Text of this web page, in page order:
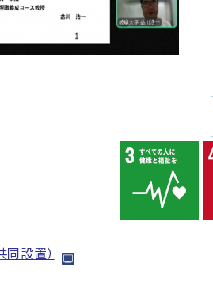
設置）